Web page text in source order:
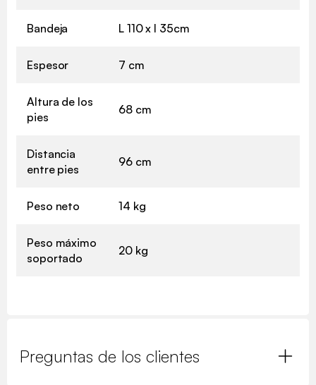
Bandeja L 110 x l 35cm
Espesor 7 cm
Altura de los
pies
68 cm
Distancia
entre pies
96 cm
Peso neto 14 kg
Peso máximo
soportado
20 kg
Preguntas de los clientes